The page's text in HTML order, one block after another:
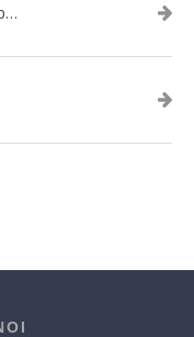
Speaking the Same Language: come Speak aiuta a rafforzare i team attraverso il Team Building in inglese